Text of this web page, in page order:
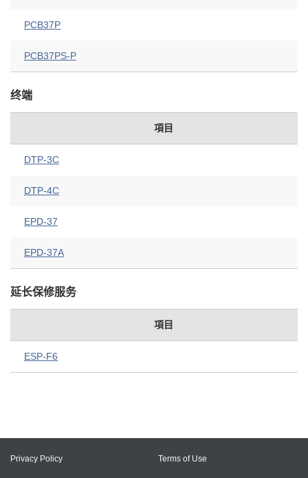
PCB37P
PCB37PS-P
终端
項目
DTP-3C
DTP-4C
EPD-37
EPD-37A
延长保修服务
項目
ESP-F6
Privacy Policy Terms of Use